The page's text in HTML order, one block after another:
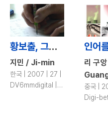
황보출, 그녀를 소개합니다 / She Saw Spring
지민 / Ji-min
한국 | 2007 | 27 |
DV6mmdigital |
리 구
중국 |
Digi-